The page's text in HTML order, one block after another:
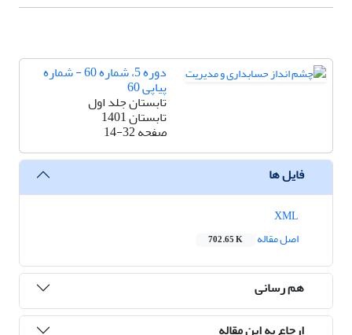
دوره 5، شماره 60 - شماره
پیاپی 60
تابستان جلد اول
تابستان 1401
صفحه14-32
فایل ها
اصل مقاله
702.65 K
هم رسانی
ارجاع به این مقاله